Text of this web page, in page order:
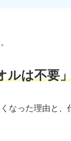
ルは不要」
なった理由と